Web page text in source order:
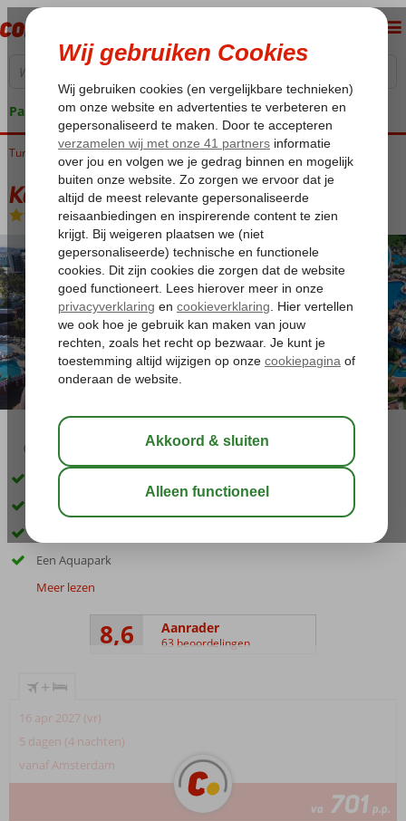
Pakketgarantie
Home
Turkije Turkse Riviera Side Colakli Kamelya Selin Hotel
Kamelya Selin Hotel
Ultra All Inclusive-Hotel
03:45 aug 33°C
Direct aan het strand
Op ca. 500 meter van het winkelcentrum
Een Aquapark
Meer lezen
8,6 Aanrader
63 beoordelingen
+
16 apr 2027 (vr)
5 dagen (4 nachten)
vanaf Amsterdam
va 701 p.p.